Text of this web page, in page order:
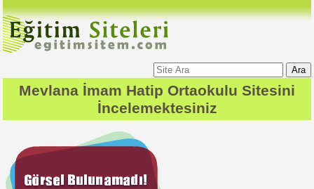
Ara
Mevlana İmam Hatip Ortaokulu Sitesini
İncelemektesiniz